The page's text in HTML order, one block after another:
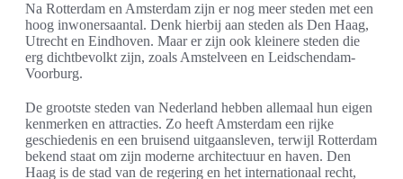
Na Rotterdam en Amsterdam zijn er nog meer steden met een
hoog inwonersaantal. Denk hierbij aan steden als Den Haag,
Utrecht en Eindhoven. Maar er zijn ook kleinere steden die
erg dichtbevolkt zijn, zoals Amstelveen en Leidschendam-
Voorburg.
De grootste steden van Nederland hebben allemaal hun eigen
kenmerken en attracties. Zo heeft Amsterdam een rijke
geschiedenis en een bruisend uitgaansleven, terwijl Rotterdam
bekend staat om zijn moderne architectuur en haven. Den
Haag is de stad van de regering en het internationaal recht,